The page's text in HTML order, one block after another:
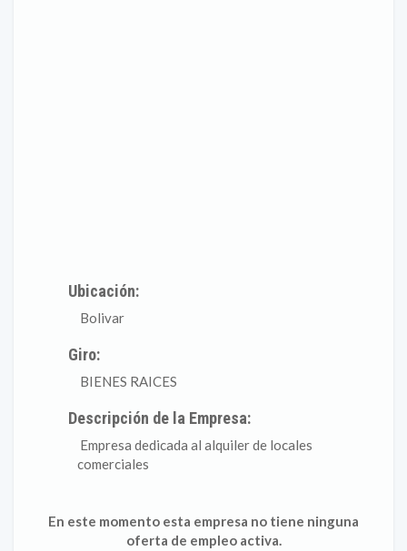
Ubicación:
Bolivar
Giro:
BIENES RAICES
Descripción de la Empresa:
Empresa dedicada al alquiler de locales
comerciales
En este momento esta empresa no tiene ninguna
oferta de empleo activa.